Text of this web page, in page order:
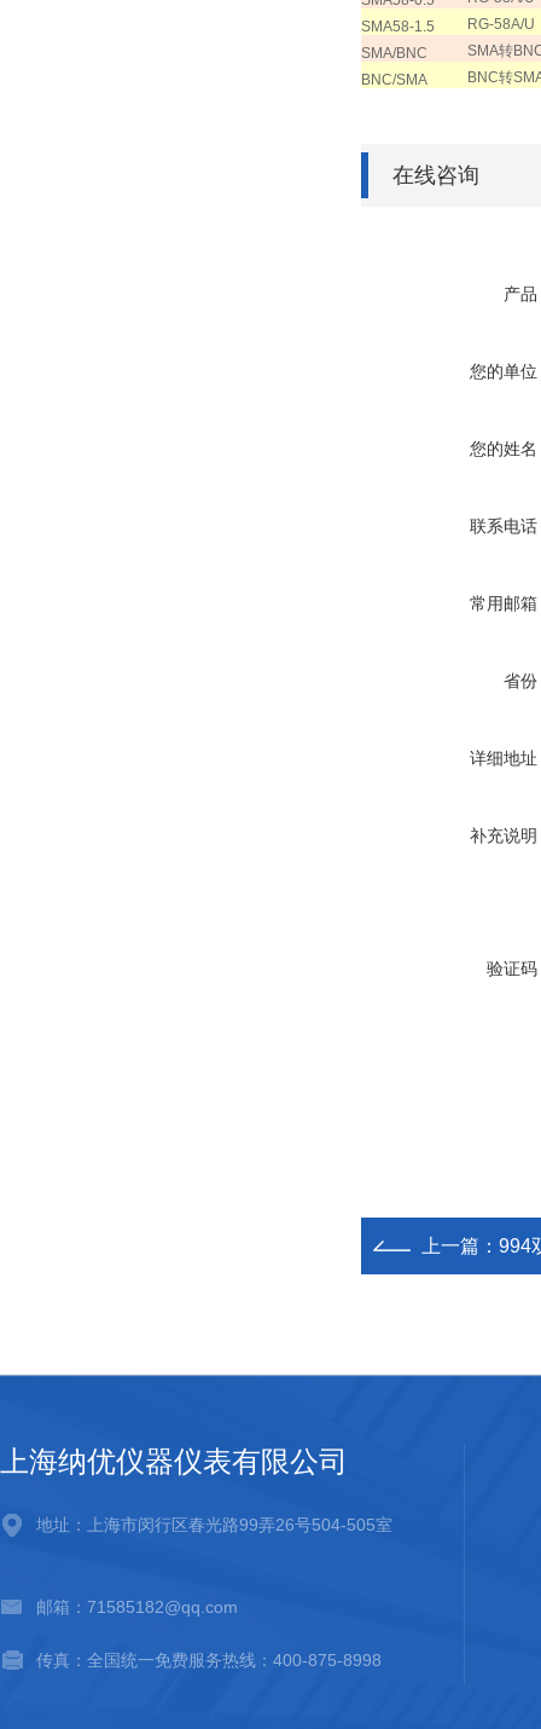
SMA58-1.5
RG-58A/U
SMA/BNC
SMA转
BNC/SMA
BNC转
在线咨询
产品
您的单位
您的姓名
联系电话
常用邮箱
省份
详细地址
补充说明
验证码
上一篇： 994
上海纳优仪器仪表有限公司
地址：上海市闵行区春光路99弄26号504-505室
邮箱：71585182@qq.com
传真：全国统一免费服务热线：400-875-8998